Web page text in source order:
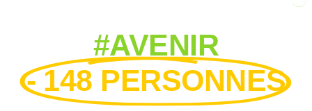
#AVENIR
- 148 PERSONNES